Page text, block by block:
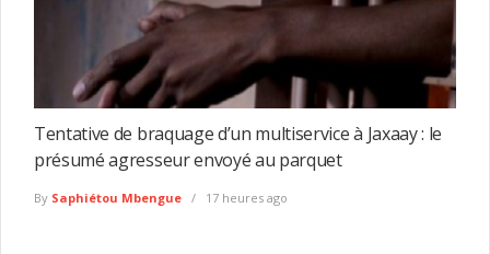
Tentative de braquage d’un multiservice à Jaxaay : le
présumé agresseur envoyé au parquet
By Saphiétou Mbengue 17 heures ago